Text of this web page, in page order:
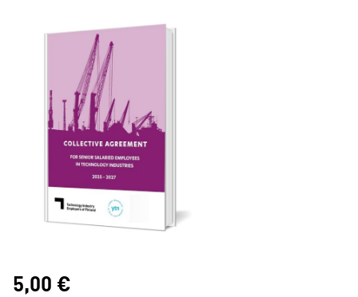
5,00 €